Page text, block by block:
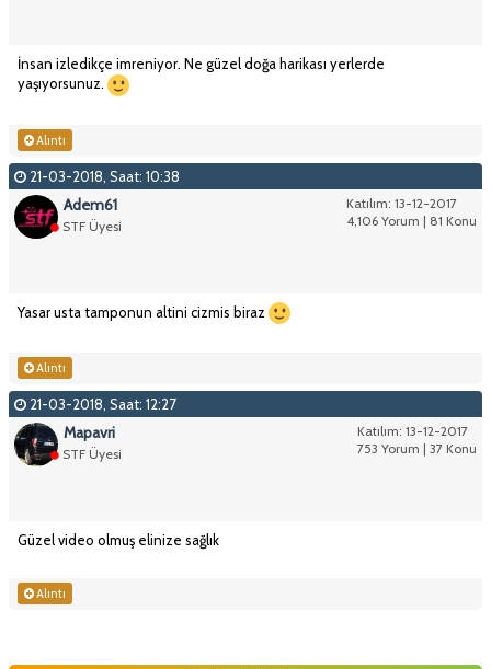
İnsan izledikçe imreniyor. Ne güzel doğa harikası yerlerde
yaşıyorsunuz.
Alıntı
21-03-2018, Saat: 10:38
Katılım: 13-12-2017
4,106 Yorum | 81 Konu
Adem61
STF Üyesi
Yasar usta tamponun altini cizmis biraz
Alıntı
21-03-2018, Saat: 12:27
Katılım: 13-12-2017
753 Yorum | 37 Konu
Mapavri
STF Üyesi
Güzel video olmuş elinize sağlık
Alıntı